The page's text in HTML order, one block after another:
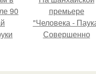
90
премьере
"Человека -
Совершенно
просто